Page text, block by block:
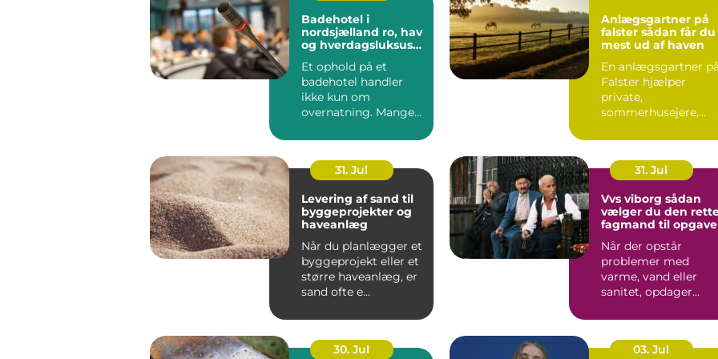
Badehotel i
nordsjælland ro, hav
og hverdagsluksus
Et ophold på et
badehotel handler
ikke kun om
overnatning. Mange
badehotel som et fr...
Anlægsgartner på
falster sådan får du
mest ud af haven
En anlægsgartner på
Falster hjælper
private,
sommerhusejere,
offentlige
institutione...
31. Jul
Levering af sand til
byggeprojekter og
haveanlæg
Når du planlægger et
byggeprojekt eller et
større haveanlæg, er
sand ofte e...
31. Jul
Vvs viborg sådan
vælger du den
fagmand til
Når der opstår
problemer med
varme, vand eller
sanitet, opdager
afhængige vi er af...
30. Jul
03. Jul